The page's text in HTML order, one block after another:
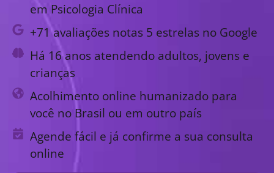
em Psicologia Clínica
+71 avaliações notas 5 estrelas no Google
Há 16 anos atendendo adultos, jovens e
crianças
Acolhimento online humanizado para
você no Brasil ou em outro país
Agende fácil e já confirme a sua consulta
online